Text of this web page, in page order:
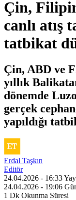
Çin,
canlı atış
tatbikat
Çin, ABD ve
yıllık
dönemde
gerçek
yapıldığı
Erdal Taşkın
Editör
24.04.2026 - 16:33
24.04.2026 - 19:06
1 Dk Okunma Süresi